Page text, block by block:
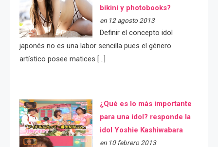
bikini y photobooks?
en 12 agosto 2013
Definir el concepto idol
japonés no es una labor sencilla pues el género
artístico posee matices […]
¿Qué es lo más importante
para una idol? responde la
idol Yoshie Kashiwabara
en 10 febrero 2013